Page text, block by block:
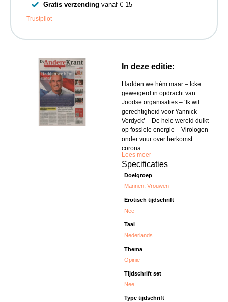
In deze editie:
Hadden we hém maar – Icke
geweigerd in opdracht van
Joodse organisaties – ‘Ik wil
gerechtigheid voor Yannick
Verdyck’ – De hele wereld duikt
op fossiele energie – Virologen
onder vuur over herkomst
corona
Lees meer
Specificaties
Doelgroep
Mannen,Vrouwen
Erotisch tijdschrift
Nee
Taal
Nederlands
Thema
Opinie
Tijdschrift set
Nee
Type tijdschrift
Gratis verzending vanaf € 15
Trustpilot